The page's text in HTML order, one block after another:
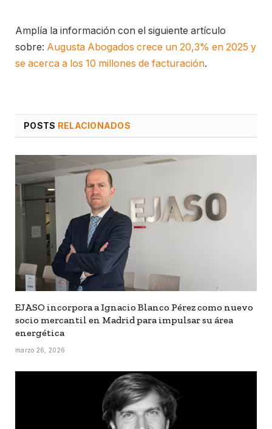
Amplía la información con el siguiente artículo
sobre: Augusta Abogados crece un 20,3% en 2025 y
se acerca a los 10 millones de facturación.
POSTS RELACIONADOS
EJASO incorpora a Ignacio Blanco Pérez como nuevo
socio mercantil en Madrid para impulsar su área
energética
marzo 26, 2026